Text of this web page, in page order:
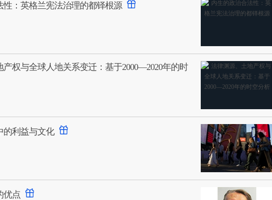
性：英格兰宪法治理的都铎根源
产权与全球人地关系变迁：基于2000—2020年的时
的利益与文化
优点